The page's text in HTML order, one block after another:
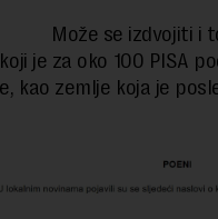
Može se izdvojiti i
je za oko 100 PISA
kao zemlje koja je